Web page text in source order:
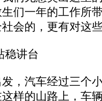
们一年的工作所
会的，更有对这
稳讲台
汽车经过三个
样的山路上，车